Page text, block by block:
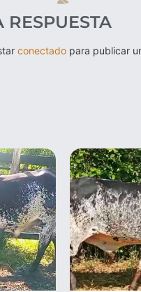
RESPUESTA
conectado para publicar